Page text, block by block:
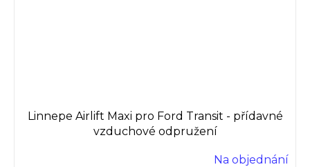
Linnepe Airlift Maxi pro Ford Transit - přídavné
vzduchové odpružení
Na objednání